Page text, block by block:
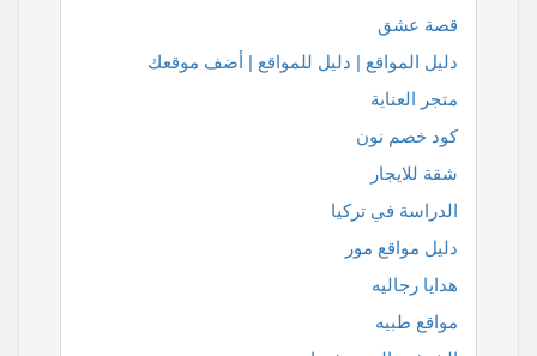
قصة عشق
دليل المواقع | دليل للمواقع | أضف موقعك
متجر العناية
كود خصم نون
شقة للايجار
الدراسة في تركيا
دليل مواقع مور
هدايا رجاليه
مواقع طبيه